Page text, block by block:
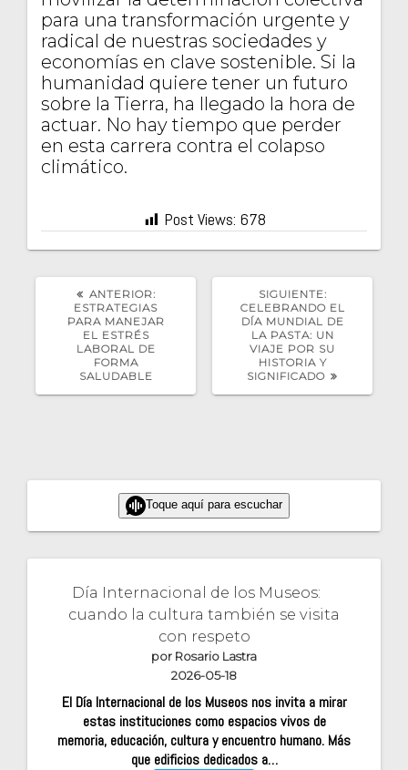
para una transformación urgente y
radical de nuestras sociedades y
economías en clave sostenible. Si la
humanidad quiere tener un futuro
sobre la Tierra, ha llegado la hora de
actuar. No hay tiempo que perder
en esta carrera contra el colapso
climático.
Post Views: 678
ANTERIOR:POST
ANTERIOR:
ESTRATEGIAS
PARA MANEJAR
EL ESTRÉS
LABORAL DE
FORMA
SALUDABLE
SIGUIENTE:SIGUIENTE
POST:
CELEBRANDO EL
DÍA MUNDIAL DE
LA PASTA: UN
VIAJE POR SU
HISTORIA Y
SIGNIFICADO
Toque aquí para escuchar
Día Internacional de los Museos:
cuando la cultura también se visita
con respeto
por Rosario Lastra
2026-05-18
El Día Internacional de los Museos nos invita a mirar
estas instituciones como espacios vivos de
memoria, educación, cultura y encuentro humano. Más
que edificios dedicados a…